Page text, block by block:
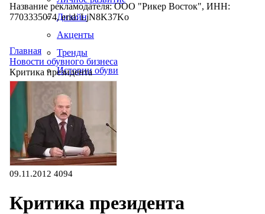
Дизайн
Акценты
Тренды
Истории обуви
Производство
Название рекламодателя: ООО "Рикер Восток", ИНН:
7703335074, erid: LjN8K37Ko
Главная
Новости обувного бизнеса
Критика президента
09.11.2012 4094
Критика президента